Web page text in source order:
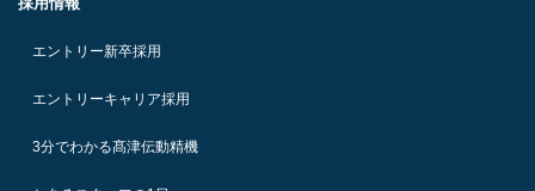
エントリー新卒採用
エントリーキャリア採用
3分でわかる髙津伝動精機